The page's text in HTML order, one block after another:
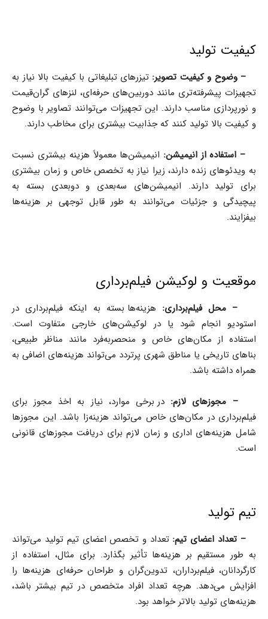
کیفیت تولید
–وضوح و کیفیت تصویر:تیزرهای تبلیغاتی با کیفیت بالا نیاز به
تجهیزات پیشرفته‌تری مانند دوربین‌های حرفه‌ای، لنزهای گران‌قیمت
و نورپردازی مناسب دارند. این تجهیزات می‌توانند تصاویر با وضوح
و کیفیت بالا تولید کنند که جذابیت بیشتری برای مخاطب دارند.
– استفاده از انیمیشن: انیمیشن‌ها معمولاً هزینه بیشتری نسبت
به ویدئوهای زنده دارند، زیرا نیاز به تخصص خاص و زمان بیشتری
برای تولید دارند. انیمیشن‌های سه‌بعدی و دوبعدی بسته به
پیچیدگی و جزئیات می‌توانند به طور قابل توجهی بر هزینه‌ها
بیفزایند.
موقعیت و لوکیشن فیلم‌برداری
– محل فیلم‌برداری: هزینه‌ها بسته به اینکه فیلم‌برداری در
استودیو انجام شود یا در لوکیشن‌های خارجی متفاوت است.
استفاده از مکان‌های خاص و منحصربه‌فرد مانند مناظر طبیعی،
بناهای تاریخی یا مناطق شهری پرتردد می‌تواند هزینه‌های اضافی به
همراه داشته باشد.
– مجوزهای لازم: در برخی موارد، نیاز به اخذ مجوز برای
فیلم‌برداری در مکان‌های خاص می‌تواند هزینه‌زا باشد. این مجوزها
شامل هزینه‌های اداری و زمان لازم برای دریافت مجوزهای قانونی
است.
تیم تولید
–تعداد اعضای تیم: تعداد و تخصص اعضای تیم تولید می‌تواند
به طور مستقیم بر هزینه‌ها تأثیر بگذارد. برای مثال، استفاده از
کارگردانان، فیلم‌برداران، تدوین‌گران و طراحان حرفه‌ای هزینه‌ها را
افزایش می‌دهد. هرچه تعداد افراد متخصص در تیم بیشتر باشد،
هزینه‌های تولید بالاتر خواهد بود.